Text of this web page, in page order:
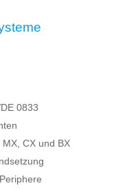
0833
MX, CX und BX